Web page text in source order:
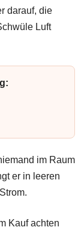
darauf, die
Luft
im Raum
er in leeren
Kauf achten